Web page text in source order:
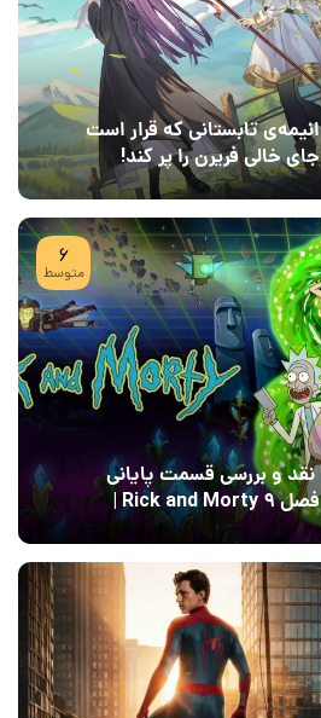
انیمه‌ی تابستانی که قرار است
جای خالی فریرن را پر کند!
08 مرداد 1405
6
متوسط
نقد و بررسی قسمت پایانی
فصل ۹ Rick and Morty |
پایان رویایی با Field of
15 04 مرداد 1405